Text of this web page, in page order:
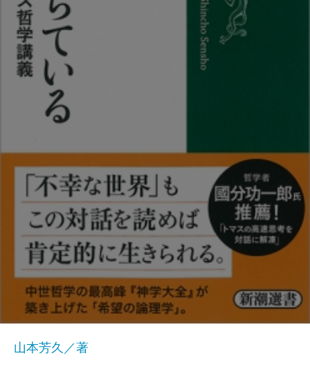
山本芳久／著